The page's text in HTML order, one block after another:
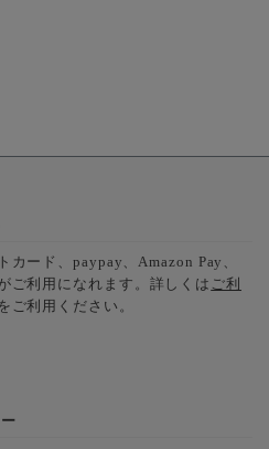
カード、paypay、Amazon Pay、
ご利用になれます。詳しくは ご利
ご利用ください。